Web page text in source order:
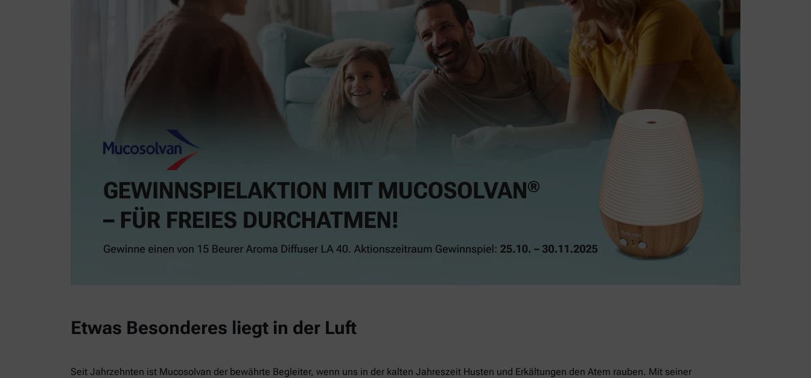
Etwas Besonderes liegt in der Luft
Seit Jahrzehnten ist Mucosolvan der bewährte Begleiter, wenn uns in der kalten Jahreszeit Husten und Erkältungen den Atem rauben. Mit seiner